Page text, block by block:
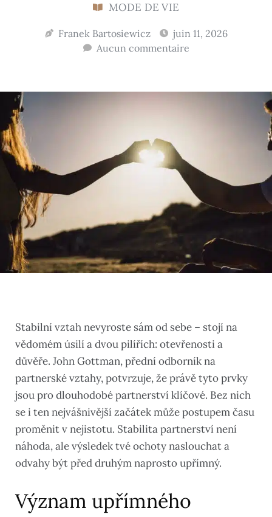
MODE DE VIE
Franek Bartosiewicz
juin 11, 2026
Aucun commentaire
Stabilní vztah nevyroste sám od sebe – stojí na
vědomém úsilí a dvou pilířích: otevřenosti a
důvěře. John Gottman, přední odborník na
partnerské vztahy, potvrzuje, že právě tyto prvky
jsou pro dlouhodobé partnerství klíčové. Bez nich
se i ten nejvášnivější začátek může postupem času
proměnit v nejistotu. Stabilita partnerství není
náhoda, ale výsledek tvé ochoty naslouchat a
odvahy být před druhým naprosto upřímný.
Význam upřímného